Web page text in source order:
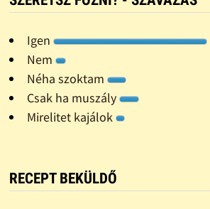
Igen
Nem
Néha szoktam
Csak ha muszály
Mirelitet kajálok
RECEPT BEKÜLDŐ